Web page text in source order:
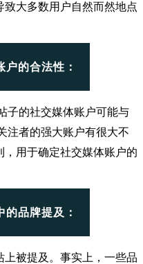
大多数用户自然而然地点
户的合法性：
子的社交媒体账户可能与
注者的强大账户有很大不
，用于确定社交媒体账户的
的品牌提及：
被提及。事实上，一些品